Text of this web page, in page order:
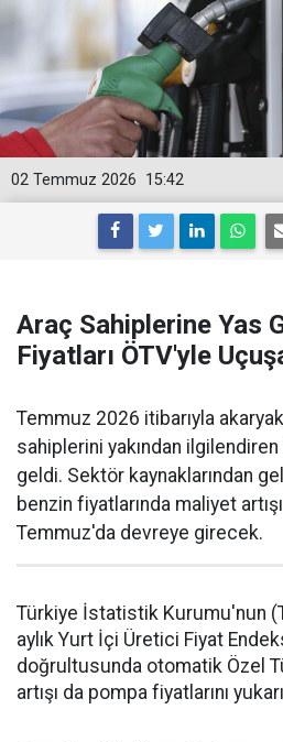
15:42
02 Temmuz 2026
Araç Sahiplerine Yas
Fiyatları ÖTV'yle
Temmuz 2026 itibarıyla
sahiplerini yakından
geldi. Sektör kaynaklarından
benzin fiyatlarında maliyet
Temmuz'da devreye girecek.
Türkiye İstatistik Kurumu'nun
aylık Yurt İçi Üretici Fiyat
doğrultusunda otomatik Özel
artışı da pompa fiyatlarını